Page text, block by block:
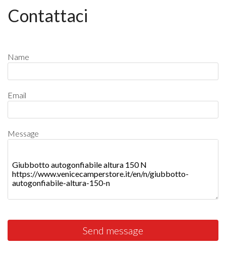
Contattaci
Name
Email
Message
Send message